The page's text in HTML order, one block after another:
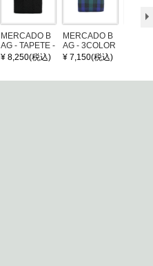
MERCADO B
AG - TAPETE -
Black (S)
¥ 8,250(税込)
MERCADO B
AG - 3COLOR
S CHECK - Bl
ack / Dark Gre
¥ 7,150(税込)